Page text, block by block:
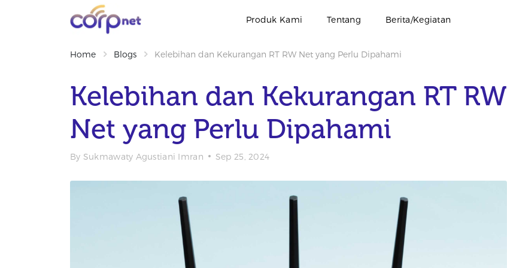
Produk Kami Tentang Berita/Kegiatan
Home Blogs Kelebihan dan Kekurangan RT RW Net yang Perlu Dipahami
Kelebihan dan Kekurangan RT RW
Net yang Perlu Dipahami
By Sukmawaty Agustiani Imran Sep 25, 2024